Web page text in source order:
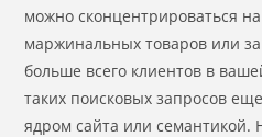
можно сконцентрироваться
маржинальных товаров или
больше всего клиентов в
таких поисковых запросов
ядром сайта или семантикой.